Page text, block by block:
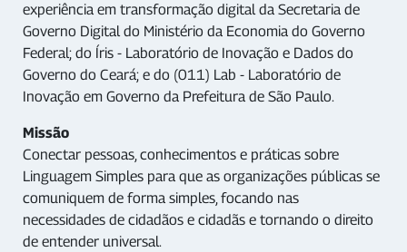
experiência em transformação digital da Secretaria de
Governo Digital do Ministério da Economia do Governo
Federal; do Íris - Laboratório de Inovação e Dados do
Governo do Ceará; e do (011) Lab - Laboratório de
Inovação em Governo da Prefeitura de São Paulo.
Missão
Conectar pessoas, conhecimentos e práticas sobre
Linguagem Simples para que as organizações públicas se
comuniquem de forma simples, focando nas
necessidades de cidadãos e cidadãs e tornando o direito
de entender universal.